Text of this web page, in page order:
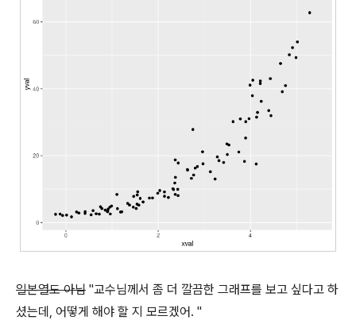
일본열도 아님 "교수님께서 좀 더 깔끔한 그래프를 보고 싶다고 하
셨는데, 어떻게 해야 할 지 모르겠어. "